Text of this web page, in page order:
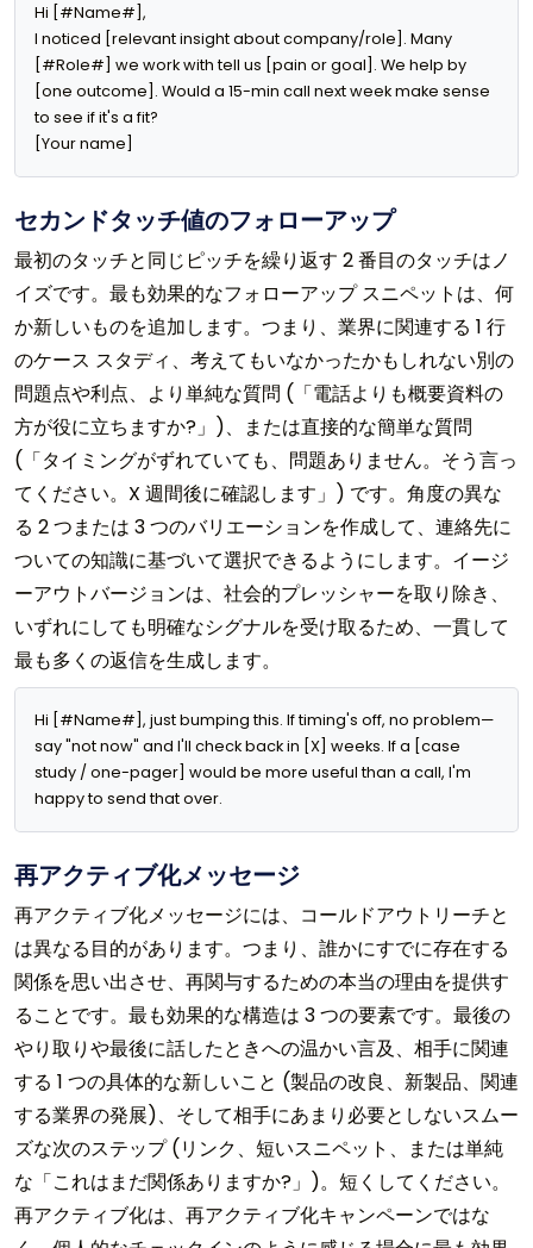
Hi [#Name#],
I noticed [relevant insight about company/role]. Many
[#Role#] we work with tell us [pain or goal]. We help by
[one outcome]. Would a 15-min call next week make sense
to see if it's a fit?
[Your name]
セカンドタッチ値のフォローアップ
最初のタッチと同じピッチを繰り返す 2 番目のタッチはノ
イズです。最も効果的なフォローアップ スニペットは、何
か新しいものを追加します。つまり、業界に関連する 1 行
のケース スタディ、考えてもいなかったかもしれない別の
問題点や利点、より単純な質問 (「電話よりも概要資料の
方が役に立ちますか?」)、または直接的な簡単な質問
(「タイミングがずれていても、問題ありません。そう言っ
てください。X 週間後に確認します」) です。角度の異な
る 2 つまたは 3 つのバリエーションを作成して、連絡先に
ついての知識に基づいて選択できるようにします。イージ
ーアウトバージョンは、社会的プレッシャーを取り除き、
いずれにしても明確なシグナルを受け取るため、一貫して
最も多くの返信を生成します。
Hi [#Name#], just bumping this. If timing's off, no problem—
say "not now" and I'll check back in [X] weeks. If a [case
study / one-pager] would be more useful than a call, I'm
happy to send that over.
再アクティブ化メッセージ
再アクティブ化メッセージには、コールドアウトリーチと
は異なる目的があります。つまり、誰かにすでに存在する
関係を思い出させ、再関与するための本当の理由を提供す
ることです。最も効果的な構造は 3 つの要素です。最後の
やり取りや最後に話したときへの温かい言及、相手に関連
する 1 つの具体的な新しいこと (製品の改良、新製品、関連
する業界の発展)、そして相手にあまり必要としないスムー
ズな次のステップ (リンク、短いスニペット、または単純
な「これはまだ関係ありますか?」)。短くしてください。
再アクティブ化は、再アクティブ化キャンペーンではな